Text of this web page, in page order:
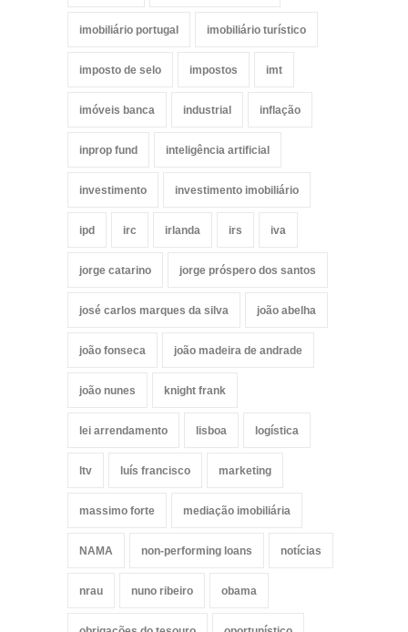
imobiliário portugal imobiliário turístico
imposto de selo impostos imt
imóveis banca industrial inflação
inprop fund inteligência artificial
investimento investimento imobiliário
ipd irc irlanda irs iva
jorge catarino jorge próspero dos santos
josé carlos marques da silva joão abelha
joão fonseca joão madeira de andrade
joão nunes knight frank
lei arrendamento lisboa logística
ltv luís francisco marketing
massimo forte mediação imobiliária
NAMA non-performing loans notícias
nrau nuno ribeiro obama